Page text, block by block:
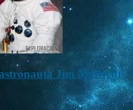
Jim McDivitt